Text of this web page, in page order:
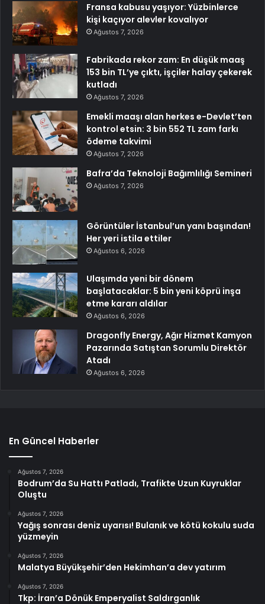
Fransa kabusu yaşıyor: Yüzbinlerce
kişi kaçıyor alevler kovalıyor
Ağustos 7, 2026
Fabrikada rekor zam: En düşük maaş
153 bin TL’ye çıktı, işçiler halay çekerek
kutladı
Ağustos 7, 2026
Emekli maaşı alan herkes e-Devlet’ten
kontrol etsin: 3 bin 552 TL zam farkı
ödeme takvimi
Ağustos 7, 2026
Bafra’da Teknoloji Bağımlılığı Semineri
Ağustos 7, 2026
Görüntüler İstanbul’un yanı başından!
Her yeri istila ettiler
Ağustos 6, 2026
Ulaşımda yeni bir dönem
başlatacaklar: 5 bin yeni köprü inşa
etme kararı aldılar
Ağustos 6, 2026
Dragonfly Energy, Ağır Hizmet Kamyon
Pazarında Satıştan Sorumlu Direktör
Atadı
Ağustos 6, 2026
En Güncel Haberler
Ağustos 7, 2026
Bodrum’da Su Hattı Patladı, Trafikte Uzun Kuyruklar
Oluştu
Ağustos 7, 2026
Yağış sonrası deniz uyarısı! Bulanık ve kötü kokulu suda
yüzmeyin
Ağustos 7, 2026
Malatya Büyükşehir’den Hekimhan’a dev yatırım
Ağustos 7, 2026
Tkp: İran’a Dönük Emperyalist Saldırganlık